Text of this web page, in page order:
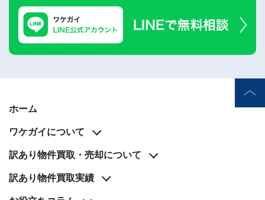
に
✉
い合
メー
ォー
ムは
ホーム
ワケガイについて
訳あり物件買取・売却について
訳あり物件買取実績